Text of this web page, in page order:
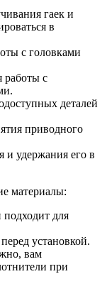
гаек и
в
с головками
работы с
деталей
приводного
и удержания его в
материалы:
подходит для
установкой.
вам
при